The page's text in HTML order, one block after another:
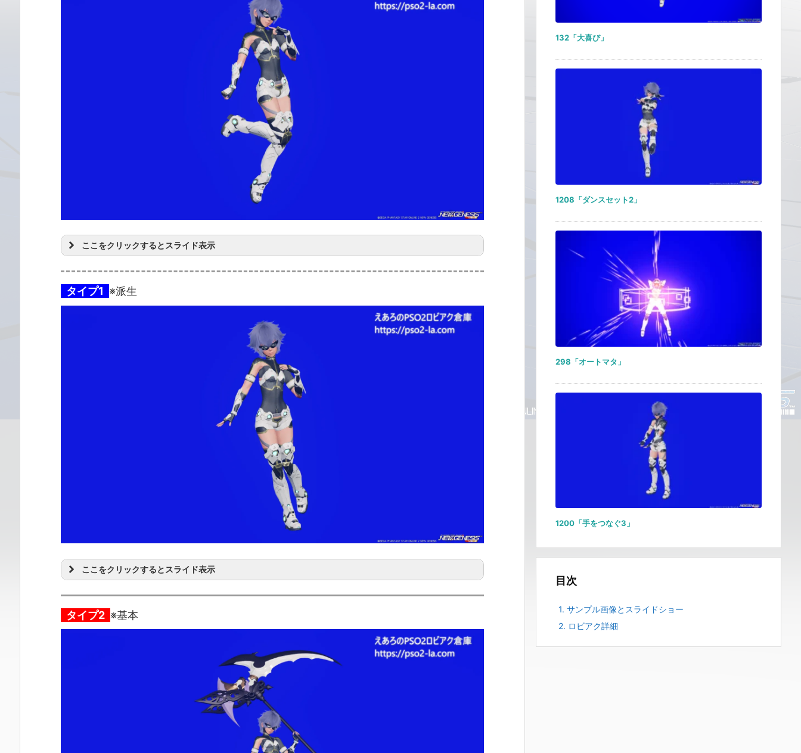
ここをクリックするとスライド表示
タイプ1 ※派生
ここをクリックするとスライド表示
タイプ2 ※基本
132「大喜び」
1208「ダンスセット2」
298「オートマタ」
1200「手をつなぐ3」
目次
1. サンプル画像とスライドショー
2. ロビアク詳細